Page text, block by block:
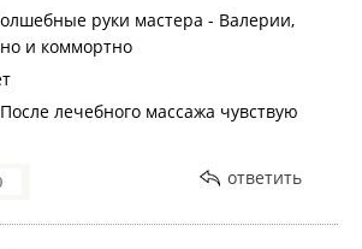
руки мастера - Валерии,
и коммортно
После лечебного массажа чувствую
ответить